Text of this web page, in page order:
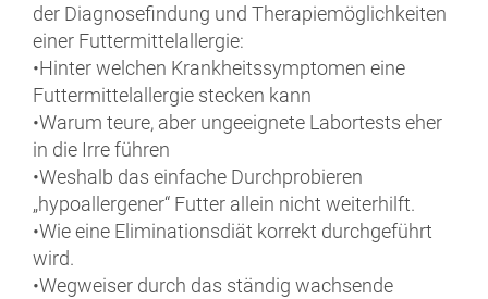
der Diagnosefindung und Therapiemöglichkeiten
einer Futtermittelallergie:
•Hinter welchen Krankheitssymptomen eine
Futtermittelallergie stecken kann
•Warum teure, aber ungeeignete Labortests eher
in die Irre führen
•Weshalb das einfache Durchprobieren
„hypoallergener“ Futter allein nicht weiterhilft.
•Wie eine Eliminationsdiät korrekt durchgeführt
wird.
•Wegweiser durch das ständig wachsende